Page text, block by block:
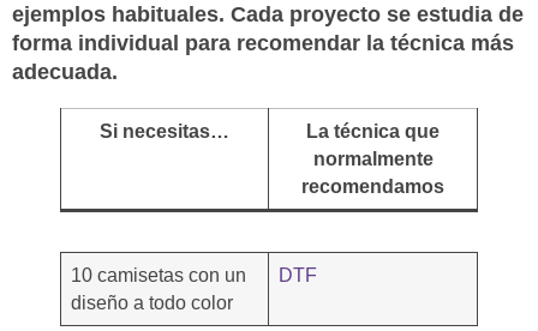
ejemplos habituales. Cada proyecto se estudia de
forma individual para recomendar la técnica más
adecuada.
Si necesitas…
La técnica que
normalmente
recomendamos
10 camisetas con un
diseño a todo color
DTF